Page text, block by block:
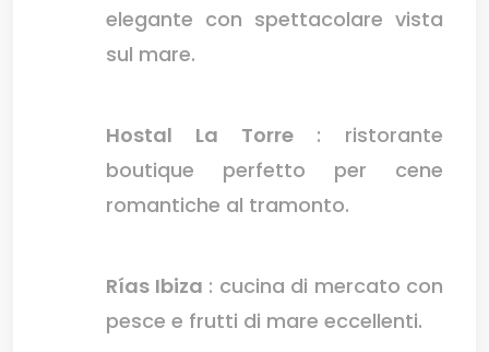
elegante con spettacolare vista
sul mare.
Hostal La Torre: ristorante
boutique perfetto per cene
romantiche al tramonto.
Rías Ibiza : cucina di mercato con
pesce e frutti di mare eccellenti.